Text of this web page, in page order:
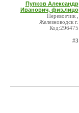
Пупков Александр
Иванович, физ.лицо
Перевозчик ,
Железноводск г.
Код:296475
#3